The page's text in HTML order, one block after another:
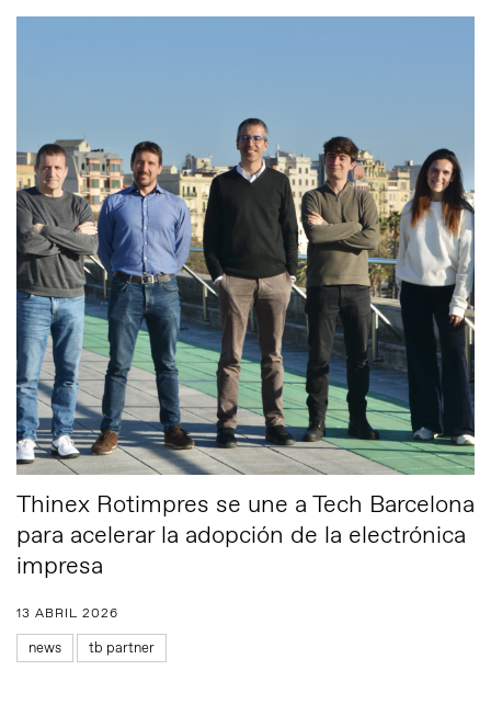
Thinex Rotimpres se une a Tech Barcelona
para acelerar la adopción de la electrónica
impresa
13 ABRIL 2026
news tb partner